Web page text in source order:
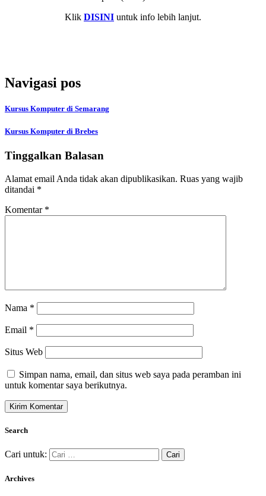
Klik DISINI untuk info lebih lanjut.
Navigasi pos
Kursus Komputer di Semarang
Kursus Komputer di Brebes
Tinggalkan Balasan
Alamat email Anda tidak akan dipublikasikan. Ruas yang wajib
ditandai *
Komentar *
Nama *
Email *
Situs Web
Simpan nama, email, dan situs web saya pada peramban ini
untuk komentar saya berikutnya.
Search
Cari untuk:
Archives